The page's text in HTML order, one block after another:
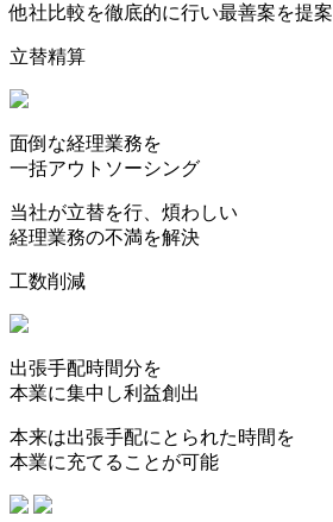
他社比較を徹底的に行い最善案を提案
立替精算
面倒な経理業務を
一括アウトソーシング
当社が立替を行、煩わしい
経理業務の不満を解決
工数削減
出張手配時間分を
本業に集中し利益創出
本来は出張手配にとられた時間を
本業に充てることが可能